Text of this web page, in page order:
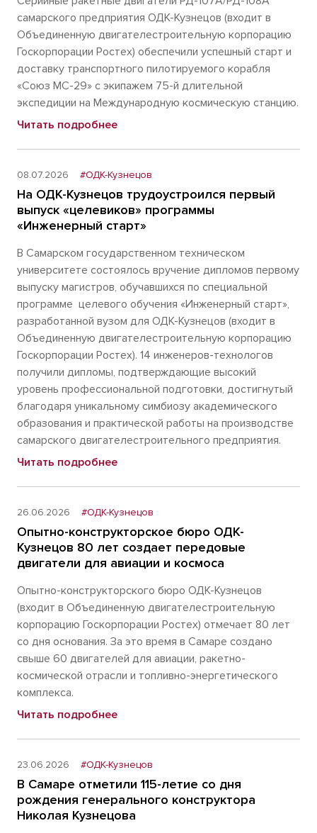
самарского предприятия ОДК-Кузнецов (входит в
Объединенную двигателестроительную корпорацию
Госкорпорации Ростех) обеспечили успешный старт и
доставку транспортного пилотируемого корабля
«Союз МС-29» с экипажем 75-й длительной
экспедиции на Международную космическую станцию.
Читать подробнее
08.07.2026 #ОДК-Кузнецов
На ОДК-Кузнецов трудоустроился первый
выпуск «целевиков» программы
«Инженерный старт»
В Самарском государственном техническом
университете состоялось вручение дипломов первому
выпуску магистров, обучавшихся по специальной
программе целевого обучения «Инженерный старт»,
разработанной вузом для ОДК-Кузнецов (входит в
Объединенную двигателестроительную корпорацию
Госкорпорации Ростех). 14 инженеров-технологов
получили дипломы, подтверждающие высокий
уровень профессиональной подготовки, достигнутый
благодаря уникальному симбиозу академического
образования и практической работы на производстве
самарского двигателестроительного предприятия.
Читать подробнее
26.06.2026 #ОДК-Кузнецов
Опытно-конструкторское бюро ОДК-
Кузнецов 80 лет создает передовые
двигатели для авиации и космоса
Опытно-конструкторского бюро ОДК-Кузнецов
(входит в Объединенную двигателестроительную
корпорацию Госкорпорации Ростех) отмечает 80 лет
со дня основания. За это время в Самаре создано
свыше 60 двигателей для авиации, ракетно-
космической отрасли и топливно-энергетического
комплекса.
Читать подробнее
23.06.2026 #ОДК-Кузнецов
В Самаре отметили 115-летие со дня
рождения генерального конструктора
Николая Кузнецова